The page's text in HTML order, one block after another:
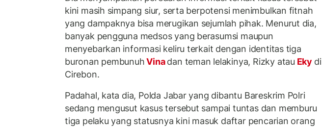
kini masih simpang siur, serta berpotensi menimbulkan fitnah
yang dampaknya bisa merugikan sejumlah pihak. Menurut dia,
banyak pengguna medsos yang berasumsi maupun
menyebarkan informasi keliru terkait dengan identitas tiga
buronan pembunuhVinadan teman lelakinya, Rizky atau Eky di
Cirebon.
Padahal, kata dia, Polda Jabar yang dibantu Bareskrim Polri
sedang mengusut kasus tersebut sampai tuntas dan memburu
tiga pelaku yang statusnya kini masuk daftar pencarian orang